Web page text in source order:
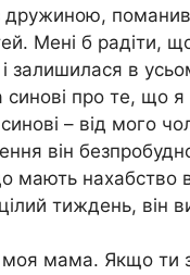
дружиною,
Мені б радіти,
залишилася в
про те, що я
– від мого
він
мають
тиждень, він
моя мама. Якщо ти